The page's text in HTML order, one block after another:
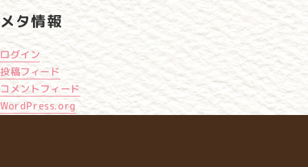
メタ情報
ログイン
投稿フィード
コメントフィード
WordPress.org